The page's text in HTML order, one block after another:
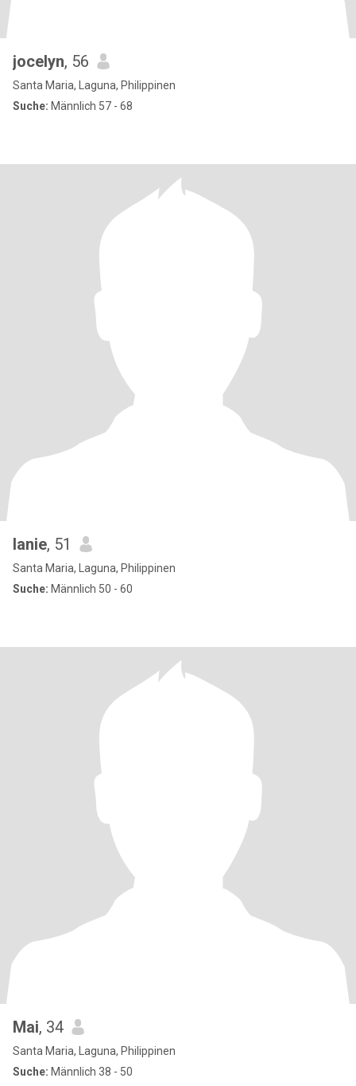
jocelyn, 56
Santa Maria, Laguna, Philippinen
Suche: Männlich 57 - 68
lanie, 51
Santa Maria, Laguna, Philippinen
Suche: Männlich 50 - 60
Mai, 34
Santa Maria, Laguna, Philippinen
Suche: Männlich 38 - 50